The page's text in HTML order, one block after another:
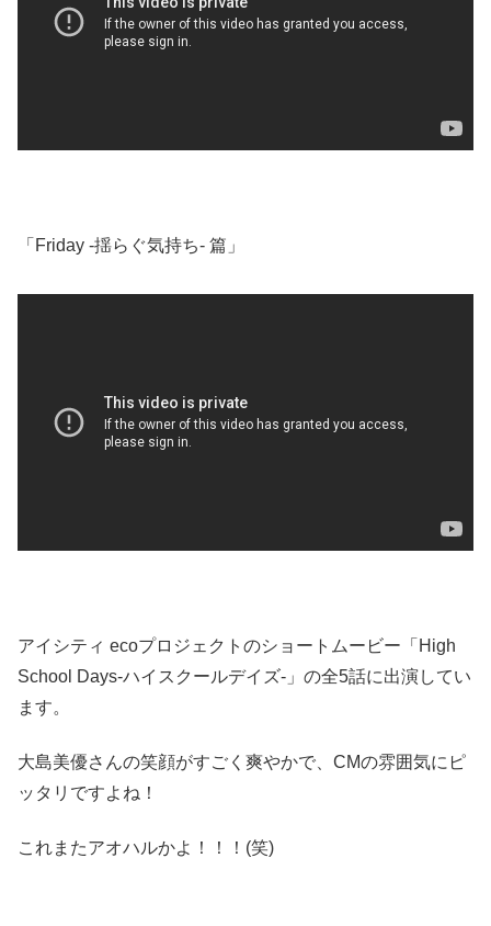
「Friday ‐揺らぐ気持ち‐ 篇」
アイシティ ecoプロジェクトのショートムービー「High
School Days-ハイスクールデイズ-」の全5話に出演してい
ます。
大島美優さんの笑顔がすごく爽やかで、CMの雰囲気にピ
ッタリですよね！
これまたアオハルかよ！！！(笑)